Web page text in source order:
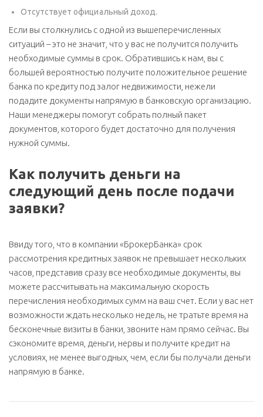
Отсутствует официальный доход.
Если вы столкнулись с одной из вышеперечисленных
ситуаций – это не значит, что у вас не получится получить
необходимые суммы в срок. Обратившись к нам, вы с
большей вероятностью получите положительное решение
банка по кредиту под залог недвижимости, нежели
подадите документы напрямую в банковскую организацию.
Наши менеджеры помогут собрать полный пакет
документов, которого будет достаточно для получения
нужной суммы.
Как получить деньги на
следующий день после подачи
заявки?
Ввиду того, что в компании «БрокерБанка» срок
рассмотрения кредитных заявок не превышает нескольких
часов, представив сразу все необходимые документы, вы
можете рассчитывать на максимальную скорость
перечисления необходимых сумм на ваш счет. Если у вас нет
возможности ждать несколько недель, не тратьте время на
бесконечные визиты в банки, звоните нам прямо сейчас. Вы
сэкономите время, деньги, нервы и получите кредит на
условиях, не менее выгодных, чем, если бы получали деньги
напрямую в банке.